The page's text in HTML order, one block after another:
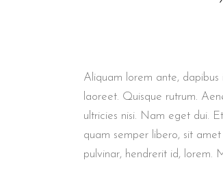
Aliquam lorem ante, dapibus
laoreet. Quisque rutrum.
ultricies nisi. Nam eget dui.
quam semper libero, sit
pulvinar, hendrerit id, lorem.